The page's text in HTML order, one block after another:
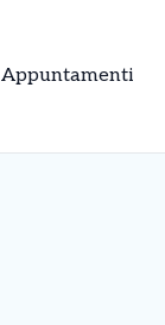
Appuntamenti